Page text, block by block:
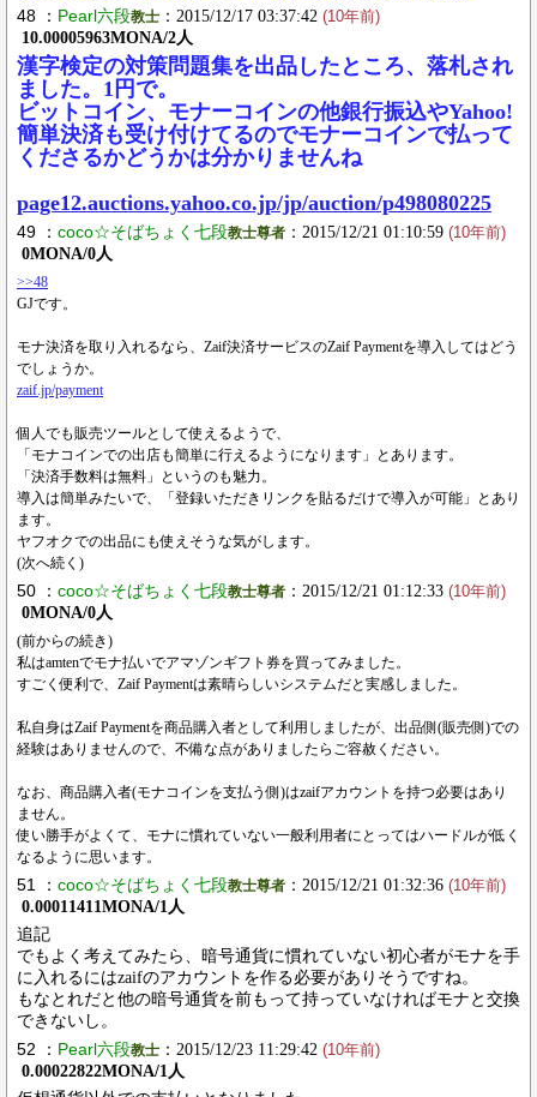
48 ： Pearl六段教士 ：2015/12/17 03:37:42 (10年前)
10.00005963MONA/2人
漢字検定の対策問題集を出品したところ、落札され
ました。1円で。
ビットコイン、モナーコインの他銀行振込やYahoo!
簡単決済も受け付けてるのでモナーコインで払って
くださるかどうかは分かりませんね
page12.auctions.yahoo.co.jp/jp/auction/p498080225
49 ： coco☆そばちょく七段教士尊者 ：2015/12/21 01:10:59 (10年前)
0MONA/0人
>>48
GJです。
モナ決済を取り入れるなら、Zaif決済サービスのZaif Paymentを導入してはどう
でしょうか。
zaif.jp/payment
個人でも販売ツールとして使えるようで、
「モナコインでの出店も簡単に行えるようになります」とあります。
「決済手数料は無料」というのも魅力。
導入は簡単みたいで、「登録いただきリンクを貼るだけで導入が可能」とあり
ます。
ヤフオクでの出品にも使えそうな気がします。
(次へ続く)
50 ： coco☆そばちょく七段教士尊者 ：2015/12/21 01:12:33 (10年前)
0MONA/0人
(前からの続き)
私はamtenでモナ払いでアマゾンギフト券を買ってみました。
すごく便利で、Zaif Paymentは素晴らしいシステムだと実感しました。
私自身はZaif Paymentを商品購入者として利用しましたが、出品側(販売側)での
経験はありませんので、不備な点がありましたらご容赦ください。
なお、商品購入者(モナコインを支払う側)はzaifアカウントを持つ必要はあり
ません。
使い勝手がよくて、モナに慣れていない一般利用者にとってはハードルが低く
なるように思います。
51 ： coco☆そばちょく七段教士尊者 ：2015/12/21 01:32:36 (10年前)
0.00011411MONA/1人
追記
でもよく考えてみたら、暗号通貨に慣れていない初心者がモナを手
に入れるにはzaifのアカウントを作る必要がありそうですね。
もなとれだと他の暗号通貨を前もって持っていなければモナと交換
できないし。
52 ： Pearl六段教士 ：2015/12/23 11:29:42 (10年前)
0.00022822MONA/1人